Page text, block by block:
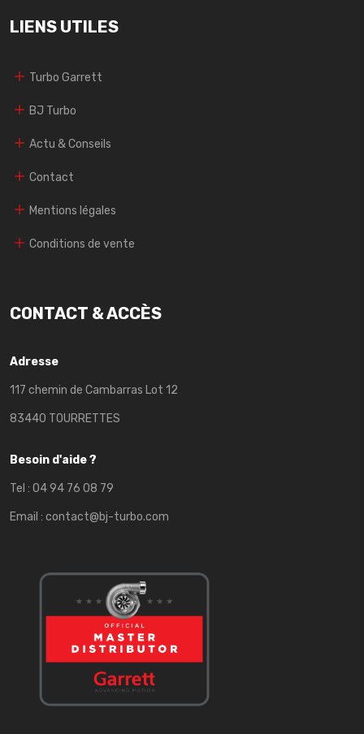
LIENS UTILES
Turbo Garrett
BJ Turbo
Actu & Conseils
Contact
Mentions légales
Conditions de vente
CONTACT & ACCÈS
Adresse
117 chemin de Cambarras Lot 12
83440 TOURRETTES
Besoin d'aide ?
Tel : 04 94 76 08 79
Email : contact@bj-turbo.com